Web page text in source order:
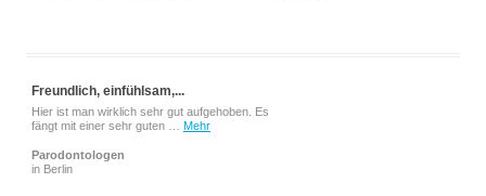
Freundlich, einfühlsam,...
Hier ist man wirklich sehr gut aufgehoben. Es
fängt mit einer sehr guten … Mehr
Parodontologen
in Berlin